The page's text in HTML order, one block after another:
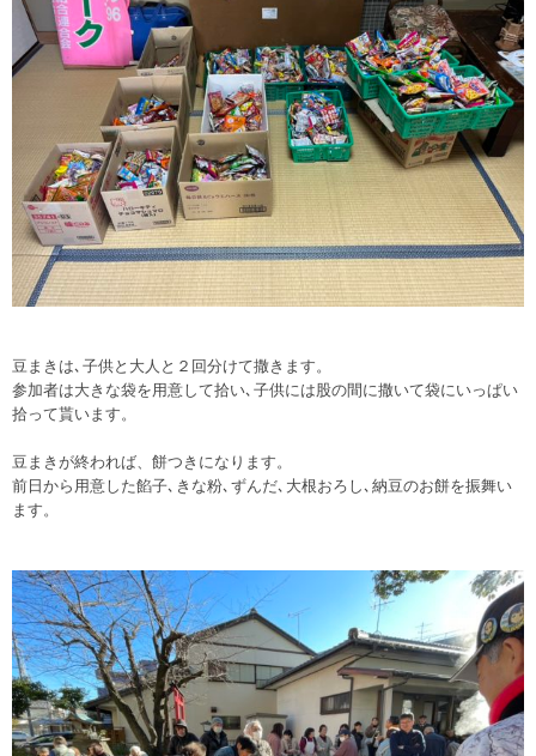
豆まきは､子供と大人と２回分けて撒きます。
参加者は大きな袋を用意して拾い､子供には股の間に撒いて袋にいっぱい
拾って貰います。
豆まきが終われば、餅つきになります。
前日から用意した餡子､きな粉､ずんだ､大根おろし､納豆のお餅を振舞い
ます。